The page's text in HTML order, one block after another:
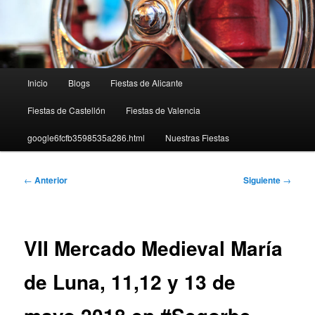
principal
Inicio Blogs Fiestas de Alicante
Fiestas de Castellón Fiestas de Valencia
google6fcfb3598535a286.html Nuestras Fiestas
Navegación
← Anterior Siguiente →
VII Mercado Medieval María
de Luna, 11,12 y 13 de